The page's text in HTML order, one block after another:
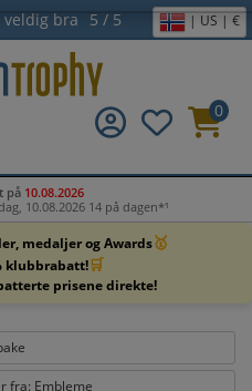
veldig bra 5 / 5 | US | €
0
på 10.08.2026
10.08.2026 14 på dagen*¹
medaljer og Awards🥇
klubbrabatt!🛒
prisene direkte!
fra: Embleme